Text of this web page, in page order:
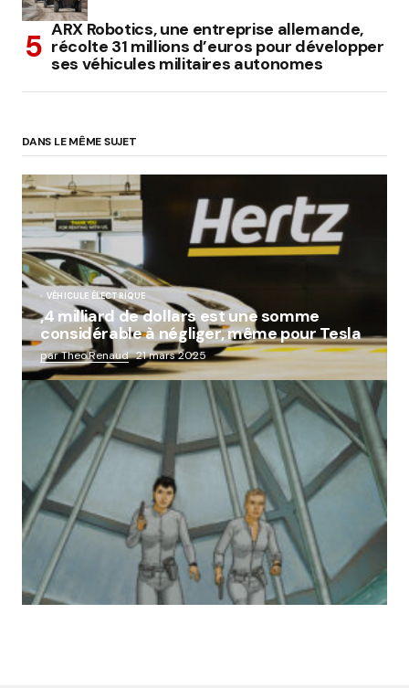
ARX Robotics, une entreprise allemande,
récolte 31 millions d’euros pour développer
ses véhicules militaires autonomes
DANS LE MÊME SUJET
VÉHICULE ÉLECTRIQUE
,4 milliard de dollars est une somme
considérable à négliger, même pour Tesla
par Theo.Renaud 21 mars 2025
« Abandon des géants de la robotique :
Aldebaran, l’icône française laissée à l’oubli »
par Lucie Dubois 18 mars 2025